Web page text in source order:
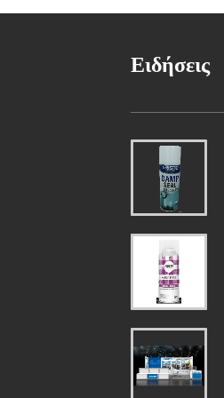
Ειδήσεις